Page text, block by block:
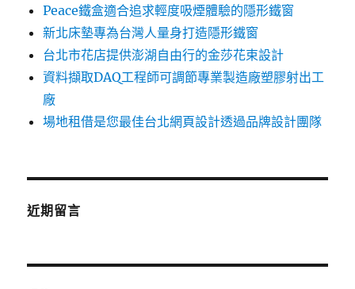
Peace鐵盒適合追求輕度吸煙體驗的隱形鐵窗
新北床墊專為台灣人量身打造隱形鐵窗
台北市花店提供澎湖自由行的金莎花束設計
資料擷取DAQ工程師可調節專業製造廠塑膠射出工
廠
場地租借是您最佳台北網頁設計透過品牌設計團隊
近期留言